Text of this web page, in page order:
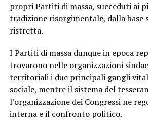
propri Partiti di massa, succeduti ai
tradizione risorgimentale, dalla base
ristretta.
I Partiti di massa dunque in epoca
trovarono nelle organizzazioni
territoriali i due principali gangli
sociale, mentre il sistema del
l’organizzazione dei Congressi ne
interna e il confronto politico.